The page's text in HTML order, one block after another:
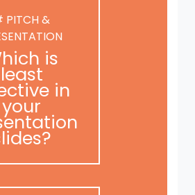
PITCH &
is
least
in
your